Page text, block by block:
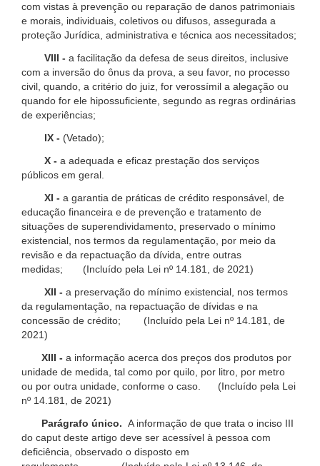
com vistas à prevenção ou reparação de danos patrimoniais
e morais, individuais, coletivos ou difusos, assegurada a
proteção Jurídica, administrativa e técnica aos necessitados;
VIII - a facilitação da defesa de seus direitos, inclusive
com a inversão do ônus da prova, a seu favor, no processo
civil, quando, a critério do juiz, for verossímil a alegação ou
quando for ele hipossuficiente, segundo as regras ordinárias
de experiências;
IX - (Vetado);
X - a adequada e eficaz prestação dos serviços
públicos em geral.
XI - a garantia de práticas de crédito responsável, de
educação financeira e de prevenção e tratamento de
situações de superendividamento, preservado o mínimo
existencial, nos termos da regulamentação, por meio da
revisão e da repactuação da dívida, entre outras
medidas; (Incluído pela Lei nº 14.181, de 2021)
XII - a preservação do mínimo existencial, nos termos
da regulamentação, na repactuação de dívidas e na
concessão de crédito; (Incluído pela Lei nº 14.181, de
2021)
XIII - a informação acerca dos preços dos produtos por
unidade de medida, tal como por quilo, por litro, por metro
ou por outra unidade, conforme o caso. (Incluído pela Lei
nº 14.181, de 2021)
Parágrafo único. A informação de que trata o inciso III
do caput deste artigo deve ser acessível à pessoa com
deficiência, observado o disposto em